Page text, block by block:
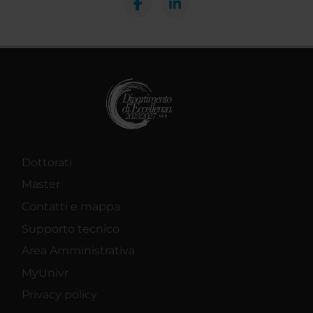
Dottorati
Master
Contatti e mappa
Supporto tecnico
Area Amministrativa
MyUnivr
Privacy policy